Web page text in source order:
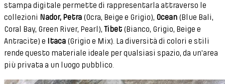
stampa digitale permette di rappresentarla attraverso le
collezioni Nador, Petra (Ocra, Beige e Grigio), Ocean (Blue Bali,
Coral Bay, Green River, Pearl), Tibet (Bianco, Grigio, Beige e
Antracite) e Itaca (Grigio e Mix). La diversità di colori e stili
rende questo materiale ideale per qualsiasi spazio, da un'area
più privata a un luogo pubblico.